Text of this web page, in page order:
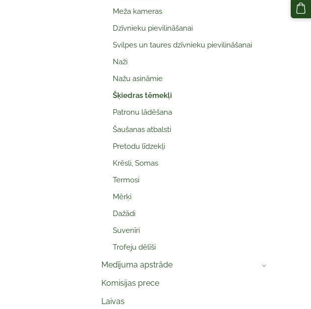
Meža kameras
Dzīvnieku pievilināšanai
Svilpes un taures dzīvnieku pievilināšanai
Naži
Nažu asināmie
Šķiedras tēmekļi
Patronu lādēšana
Šaušanas atbalsti
Pretodu līdzekļi
Krēsli, Somas
Termosi
Mērķi
Dažādi
Suvenīri
Trofeju dēlīši
Medījuma apstrāde ›
Komisijas prece
Laivas